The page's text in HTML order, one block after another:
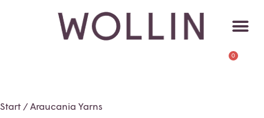
0
Start / Araucania Yarns